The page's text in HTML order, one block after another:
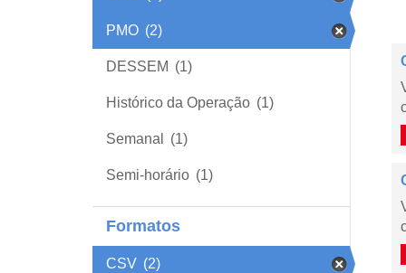
PMO (2)
DESSEM (1)
Histórico da Operação (1)
Semanal (1)
Semi-horário (1)
Formatos
CSV (2)